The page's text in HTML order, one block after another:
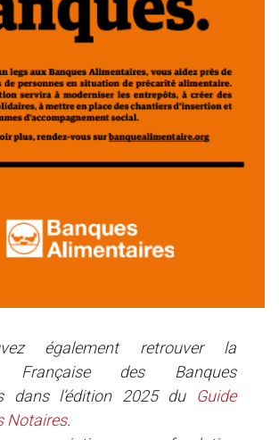
également retrouver la
Française des Banques
dans l’édition 2025 du Guide
Notaires.